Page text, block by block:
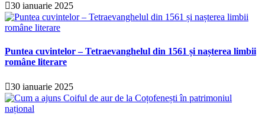
30 ianuarie 2025
Puntea cuvintelor – Tetraevanghelul din 1561 și nașterea limbii
române literare
30 ianuarie 2025